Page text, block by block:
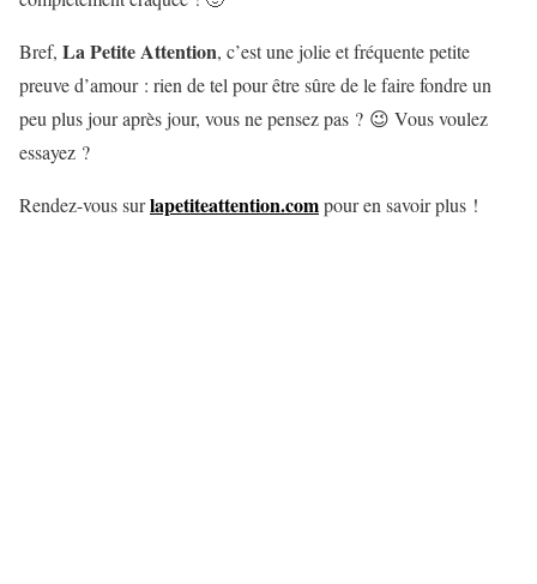
Bref, La Petite Attention, c’est une jolie et fréquente petite
preuve d’amour : rien de tel pour être sûre de le faire fondre un
peu plus jour après jour, vous ne pensez pas ? 😉 Vous voulez
essayez ?
Rendez-vous surlapetiteattention.compour en savoir plus !